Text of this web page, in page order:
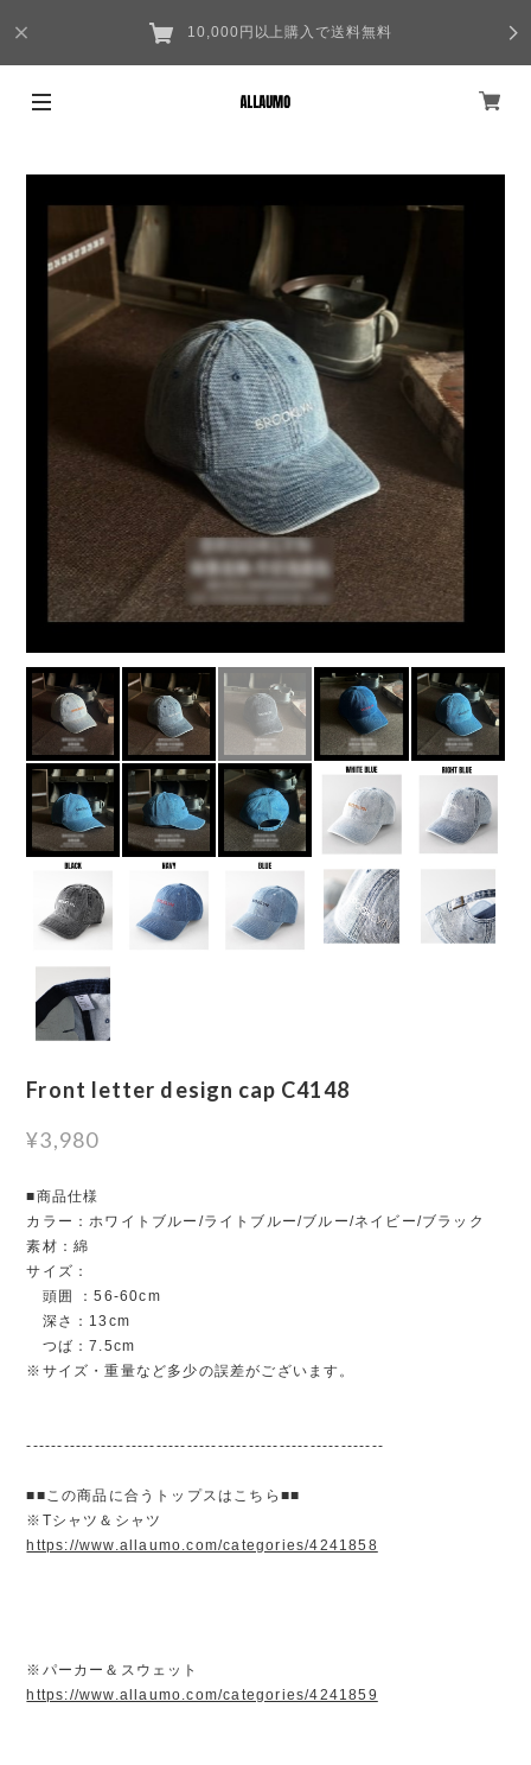
10,000円以上購入で送料無料
Front letter design cap C4148
¥3,980
■商品仕様
カラー：ホワイトブルー/ライトブルー/ブルー/ネイビー/ブラック
素材：綿
サイズ：
頭囲 ：56-60cm
深さ：13cm
つば：7.5cm
※サイズ・重量など多少の誤差がございます。
----------------------------------------------------------
■■この商品に合うトップスはこちら■■
※Tシャツ＆シャツ
https://www.allaumo.com/categories/4241858
※パーカー＆スウェット
https://www.allaumo.com/categories/4241859